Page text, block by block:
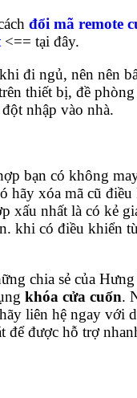
đổi mã remote
<== tại đây.
đi ngủ, nên nên
thiết bị, đề
nhập vào nhà.
bạn có không
hãy xóa mã cũ điều
xấu nhất là có kẻ
khi có điều khiển
chia sẻ của
khóa cửa cuốn.
liên hệ ngay với
để được hỗ trợ